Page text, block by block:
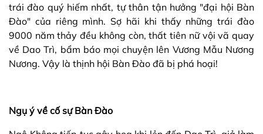
trái đào quý hiếm nhất, tự thân tận hưởng "đại hội Bàn
Đào" của riêng mình. Sợ hãi khi thấy những trái đào
9000 năm thảy đều không còn, thất tiên nữ vội vã quay
về Dao Trì, bẩm báo mọi chuyện lên Vương Mẫu Nương
Nương. Vậy là thịnh hội Bàn Đào đã bị phá hoại!
Ngụ ý về cố sự Bàn Đào